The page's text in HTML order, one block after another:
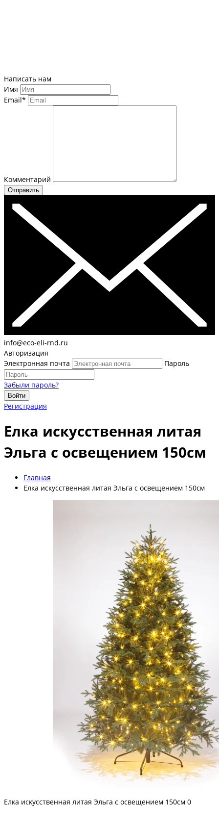
Написать нам
Имя
Email*
Комментарий
Отправить
info@eco-eli-rnd.ru
Авторизация
Электронная почта
Пароль
Забыли пароль?
Войти
Регистрация
Елка искусственная литая
Эльга с освещением 150см
Главная
Елка искусственная литая Эльга с освещением 150см
Елка искусственная литая Эльга с освещением 150см 0